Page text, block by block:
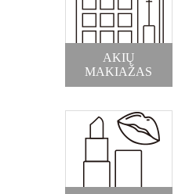
AKIŲ
MAKIAŽAS